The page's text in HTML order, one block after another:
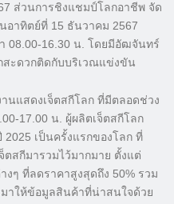
ส่วนการชิงแชมป์โลกอาชีพ จัด
าทิตย์ที่ 15 ธันวาคม 2567
08.00-16.30 น. โดยมีอัฒจันทร์
ะดวกติดกับบริเวณแข่งขัน
นแสดงเจ็ตสกีโลก ที่มีตลอดช่วง
17.00 น. ผู้ผลิตเจ็ตสกีโลก
เป็นครั้งแรกของโลก ที่
ตสกีมารวมไว้มากมาย ตั้งแต่
งๆ ที่ลดราคาสูงสุดถึง 50% รวม
ให้ข้อมูลสินค้าที่น่าสนใจด้วย